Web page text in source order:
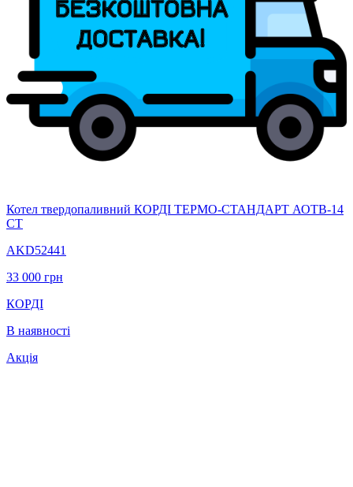
Котел твердопаливний КОРДІ ТЕРМО-СТАНДАРТ АОТВ-14
СТ
AKD52441
33 000 грн
КОРДІ
В наявності
Акція